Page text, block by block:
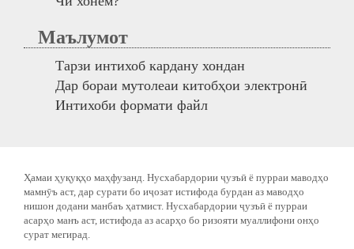
Маълумот
Тарзи интихоб кардану хондан
Дар бораи мутолеаи китобҳои электронӣ
Интихоби формати файл
Ҳамаи ҳуқуқҳо маҳфузанд. Нусхабардории ҷузъӣ ё пурраи маводҳо
мамнӯъ аст, дар сурати бо иҷозат истифода бурдан аз маводҳо
нишон додани манбаъ ҳатмист. Нусхабардории ҷузъӣ ё пурраи
асарҳо манъ аст, истифода аз асарҳо бо ризояти муаллифони онҳо
сурат мегирад.